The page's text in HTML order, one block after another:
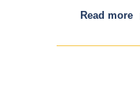
Read more